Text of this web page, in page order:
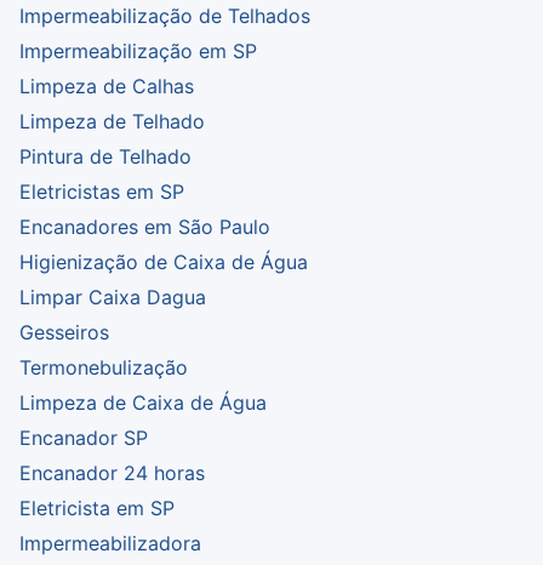
Impermeabilização de Telhados
Impermeabilização em SP
Limpeza de Calhas
Limpeza de Telhado
Pintura de Telhado
Eletricistas em SP
Encanadores em São Paulo
Higienização de Caixa de Água
Limpar Caixa Dagua
Gesseiros
Termonebulização
Limpeza de Caixa de Água
Encanador SP
Encanador 24 horas
Eletricista em SP
Impermeabilizadora